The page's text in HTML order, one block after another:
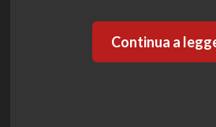
Continua a